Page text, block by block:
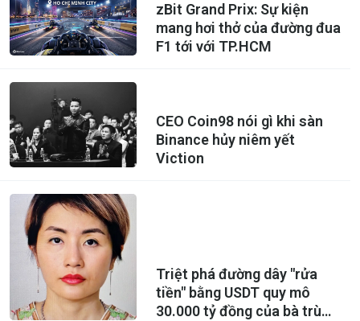
zBit Grand Prix: Sự kiện
mang hơi thở của đường đua
F1 tới với TP.HCM
CEO Coin98 nói gì khi sàn
Binance hủy niêm yết
Viction
Triệt phá đường dây "rửa
tiền" bằng USDT quy mô
30.000 tỷ đồng của bà trùm